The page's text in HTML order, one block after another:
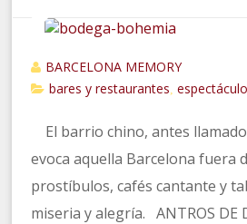
BARCELONA MEMORY
bares y restaurantes
,
El barrio chino, antes
evoca aquella Barcelona fuera
prostíbulos, cafés cantante y
miseria y alegría. ANTROS DE